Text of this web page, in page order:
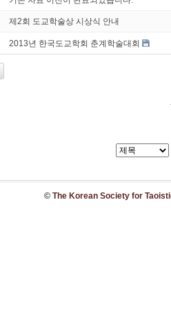
제2회 도교학술상 시상식 안내
2013년 한국도교학회 춘계학술대회
© The Korean Society for